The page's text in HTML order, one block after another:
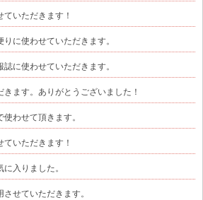
いただきます！
に使わせていただきます。
に使わせていただきます。
ます。ありがとうございました！
わせて頂きます。
いただきます！
入りました。
せていただきます。